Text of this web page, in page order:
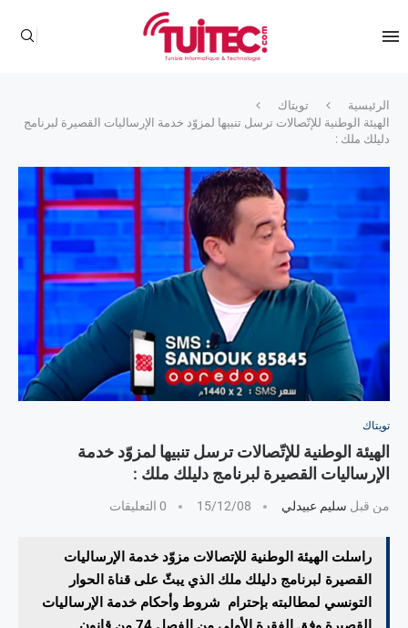
الرئيسية
تويتاك
الهيئة الوطنية للإتّصالات ترسل تنبيها لمزوّد خدمة الإرساليات القصيرة لبرنامج
دليلك ملك :
تويتاك
الهيئة الوطنية للإتّصالات ترسل تنبيها لمزوّد خدمة
الإرساليات القصيرة لبرنامج دليلك ملك :
من قبل سليم عبيدلي 15/12/08 0 التعليقات
راسلت الهيئة الوطنية للإتصالات مزوّد خدمة الإرساليات
القصيرة لبرنامج دليلك ملك الذي يبثّ على قناة الحوار
التونسي لمطالبته بإحترام شروط وأحكام خدمة الإرساليات